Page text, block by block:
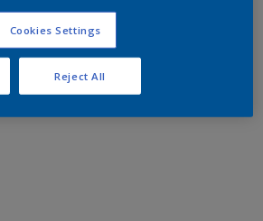
Cookies Settings
Reject All